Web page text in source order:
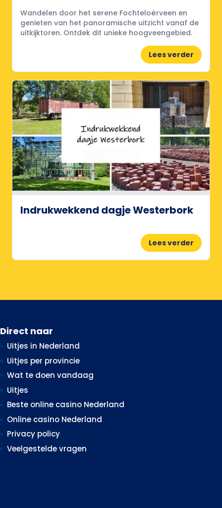
Wandelen door het serene Fochteloërveen en
genieten van het panoramische uitzicht vanaf de
uitkijktoren. Ontdek dit unieke hoogveengebied.
Lees verder
Indrukwekkend dagje Westerbork
Lees verder
Direct naar
Uitjes in Nederland
Uitjes per provincie
Wat te doen vandaag
Uitjes
Beste online casino Nederland
Online casino Nederland
Privacy policy
Veelgestelde vragen